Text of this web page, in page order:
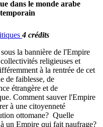
dans le monde arabe
4 crédits
la bannière de l'Empire
religieuses et
à la rentrée de cet
de faiblesse, de
étrangère et de
Comment sauver l'Empire
à une citoyenneté
ottomane? Quelle
un Empire qui fait naufrage?